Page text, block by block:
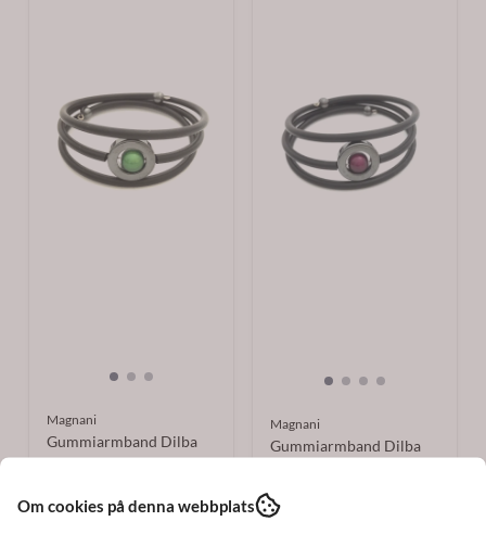
Magnani
Gummiarmband Dilba
Magnani
Gummiarmband Dilba
198 kr
Om cookies på denna webbplats